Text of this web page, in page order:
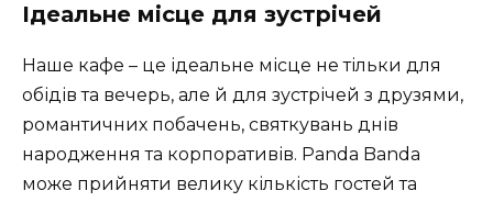
Ідеальне місце для зустрічей
Наше кафе – це ідеальне місце не тільки для
обідів та вечерь, але й для зустрічей з друзями,
романтичних побачень, святкувань днів
народження та корпоративів. Panda Banda
може прийняти велику кількість гостей та